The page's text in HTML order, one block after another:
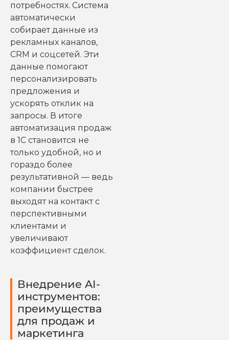
потребностях. Система
автоматически
собирает данные из
рекламных каналов,
CRM и соцсетей. Эти
данные помогают
персонализировать
предложения и
ускорять отклик на
запросы. В итоге
автоматизация продаж
в 1С становится не
только удобной, но и
гораздо более
результативной — ведь
компании быстрее
выходят на контакт с
перспективными
клиентами и
увеличивают
коэффициент сделок.
Внедрение AI-
инструментов:
преимущества
для продаж и
маркетинга